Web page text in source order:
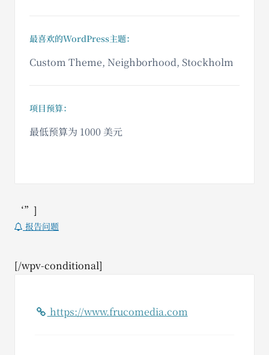
最喜欢的WordPress主题：
Custom Theme, Neighborhood, Stockholm
项目预算：
最低预算为 1000 美元
‘”]
报告问题
[/wpv-conditional]
https://www.frucomedia.com